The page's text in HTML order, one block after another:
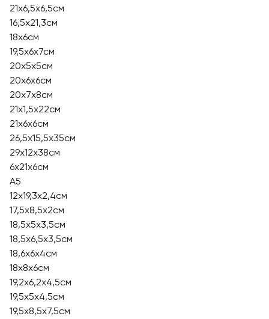
21х6,5х6,5см
16,5х21,3см
18х6см
19,5х6х7см
20х5х5см
20х6х6см
20х7х8см
21х1,5х22см
21х6х6см
26,5х15,5х35см
29х12х38см
6х21х6см
А5
12x19,3x2,4см
17,5х8,5х2см
18,5х5х3,5см
18,5х6,5х3,5см
18,6х6х4см
18х8х6см
19,2x6,2x4,5см
19,5х5х4,5см
19,5х8,5х7,5см